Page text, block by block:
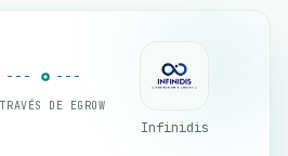
DE EGROW
Infinidis